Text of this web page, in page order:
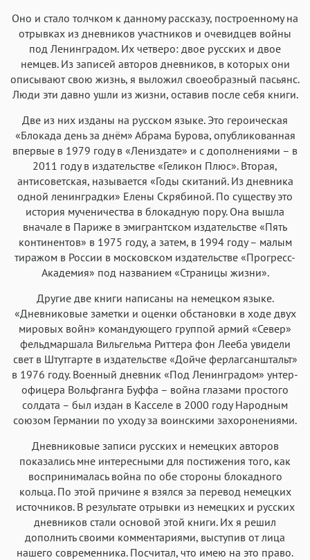
Оно и стало толчком к данному рассказу, построенному на
отрывках из дневников участников и очевидцев войны
под Ленинградом. Их четверо: двое русских и двое
немцев. Из записей авторов дневников, в которых они
описывают свою жизнь, я выложил своеобразный пасьянс.
Люди эти давно ушли из жизни, оставив после себя книги.
Две из них изданы на русском языке. Это героическая
«Блокада день за днём» Абрама Бурова, опубликованная
впервые в 1979 году в «Лениздате» и с дополнениями – в
2011 году в издательстве «Геликон Плюс». Вторая,
антисоветская, называется «Годы скитаний. Из дневника
одной ленинградки» Елены Скрябиной. По существу это
история мученичества в блокадную пору. Она вышла
вначале в Париже в эмигрантском издательстве «Пять
континентов» в 1975 году, а затем, в 1994 году – малым
тиражом в России в московском издательстве «Прогресс-
Академия» под названием «Страницы жизни».
Другие две книги написаны на немецком языке.
«Дневниковые заметки и оценки обстановки в ходе двух
мировых войн» командующего группой армий «Север»
фельдмаршала Вильгельма Риттера фон Лееба увидели
свет в Штутгарте в издательстве «Дойче ферлагсанштальт»
в 1976 году. Военный дневник «Под Ленинградом» унтер-
офицера Вольфганга Буффа – война глазами простого
солдата – был издан в Касселе в 2000 году Народным
союзом Германии по уходу за воинскими захоронениями.
Дневниковые записи русских и немецких авторов
показались мне интересными для постижения того, как
воспринималась война по обе стороны блокадного
кольца. По этой причине я взялся за перевод немецких
источников. В результате отрывки из немецких и русских
дневников стали основой этой книги. Их я решил
дополнить своими комментариями, выступив от лица
нашего современника. Посчитал, что имею на это право.